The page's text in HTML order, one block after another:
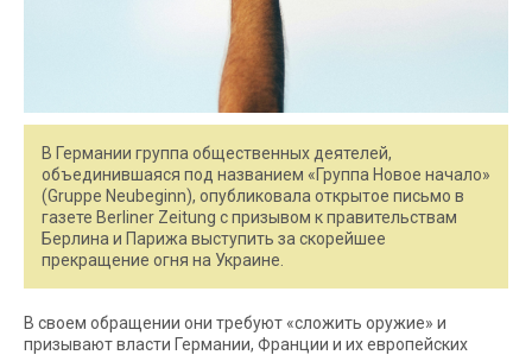
В Германии группа общественных деятелей,
объединившаяся под названием «Группа Новое начало»
(Gruppe Neubeginn), опубликовала открытое письмо в
газете Berliner Zeitung с призывом к правительствам
Берлина и Парижа выступить за скорейшее
прекращение огня на Украине.
В своем обращении они требуют «сложить оружие» и
призывают власти Германии, Франции и их европейских